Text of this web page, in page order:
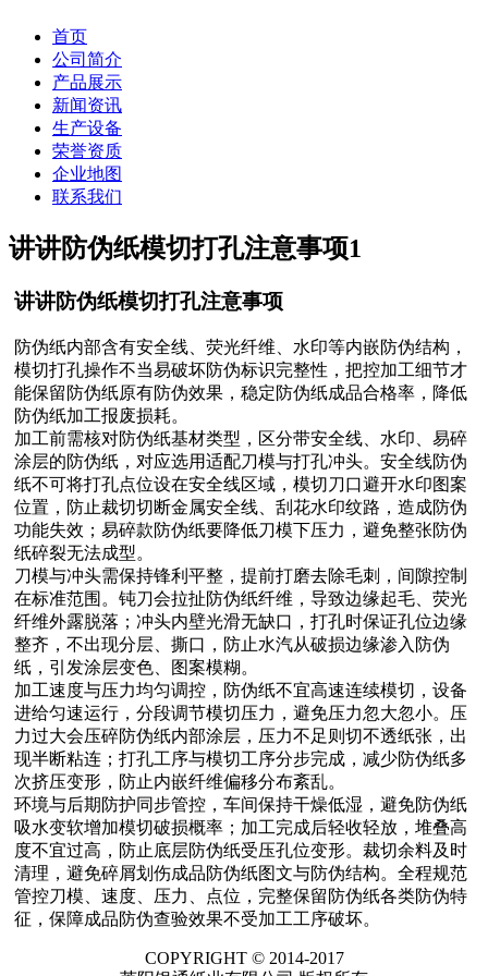
首页
公司简介
产品展示
新闻资讯
生产设备
荣誉资质
企业地图
联系我们
讲讲防伪纸模切打孔注意事项1
讲讲防伪纸模切打孔注意事项
防伪纸内部含有安全线、荧光纤维、水印等内嵌防伪结构，
模切打孔操作不当易破坏防伪标识完整性，把控加工细节才
能保留防伪纸原有防伪效果，稳定防伪纸成品合格率，降低
防伪纸加工报废损耗。
加工前需核对防伪纸基材类型，区分带安全线、水印、易碎
涂层的防伪纸，对应选用适配刀模与打孔冲头。安全线防伪
纸不可将打孔点位设在安全线区域，模切刀口避开水印图案
位置，防止裁切切断金属安全线、刮花水印纹路，造成防伪
功能失效；易碎款防伪纸要降低刀模下压力，避免整张防伪
纸碎裂无法成型。
刀模与冲头需保持锋利平整，提前打磨去除毛刺，间隙控制
在标准范围。钝刀会拉扯防伪纸纤维，导致边缘起毛、荧光
纤维外露脱落；冲头内壁光滑无缺口，打孔时保证孔位边缘
整齐，不出现分层、撕口，防止水汽从破损边缘渗入防伪
纸，引发涂层变色、图案模糊。
加工速度与压力均匀调控，防伪纸不宜高速连续模切，设备
进给匀速运行，分段调节模切压力，避免压力忽大忽小。压
力过大会压碎防伪纸内部涂层，压力不足则切不透纸张，出
现半断粘连；打孔工序与模切工序分步完成，减少防伪纸多
次挤压变形，防止内嵌纤维偏移分布紊乱。
环境与后期防护同步管控，车间保持干燥低湿，避免防伪纸
吸水变软增加模切破损概率；加工完成后轻收轻放，堆叠高
度不宜过高，防止底层防伪纸受压孔位变形。裁切余料及时
清理，避免碎屑划伤成品防伪纸图文与防伪结构。全程规范
管控刀模、速度、压力、点位，完整保留防伪纸各类防伪特
征，保障成品防伪查验效果不受加工工序破坏。
COPYRIGHT © 2014-2017